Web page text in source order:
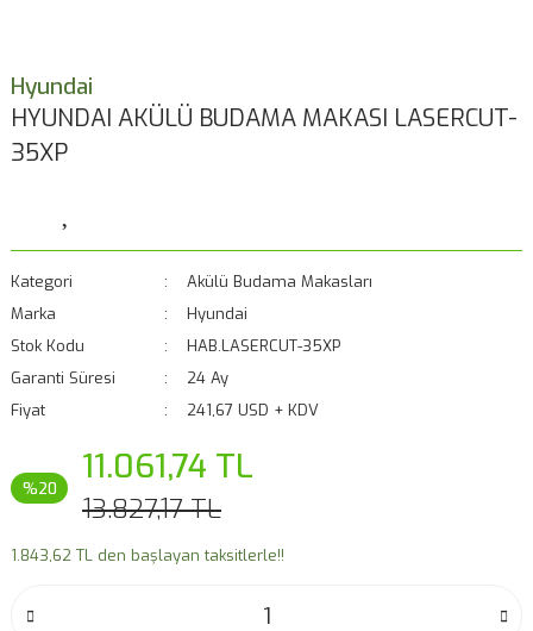
Hyundai
HYUNDAI AKÜLÜ BUDAMA MAKASI LASERCUT-
35XP
Kategori
Akülü Budama Makasları
Marka
Hyundai
Stok Kodu
HAB.LASERCUT-35XP
Garanti Süresi
24 Ay
Fiyat
241,67 USD + KDV
%20 11.061,74 TL
13.827,17 TL
1.843,62 TL den başlayan taksitlerle!!